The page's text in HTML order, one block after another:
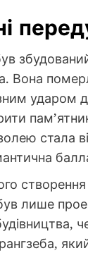
померла
ударом
стала
лише